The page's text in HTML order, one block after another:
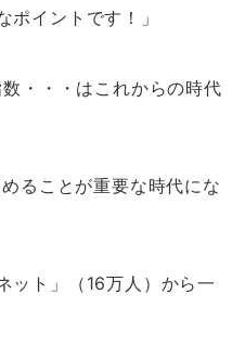
ポイントです！」
・・・はこれからの時代
ることが重要な時代にな
ット」（16万人）から一